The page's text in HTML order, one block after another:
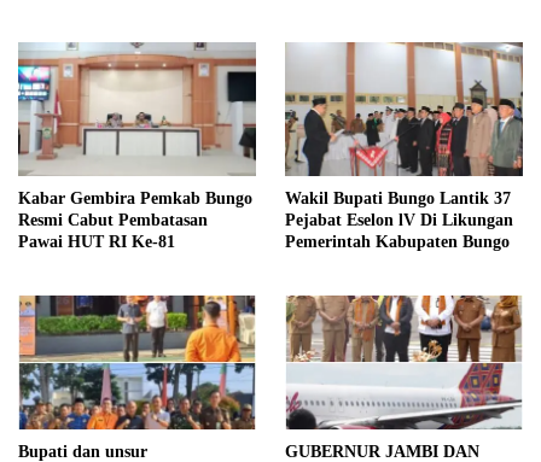
Kabar Gembira Pemkab Bungo
Resmi Cabut Pembatasan
Pawai HUT RI Ke-81
Wakil Bupati Bungo Lantik 37
Pejabat Eselon lV Di Likungan
Pemerintah Kabupaten Bungo
Bupati dan unsur
GUBERNUR JAMBI DAN